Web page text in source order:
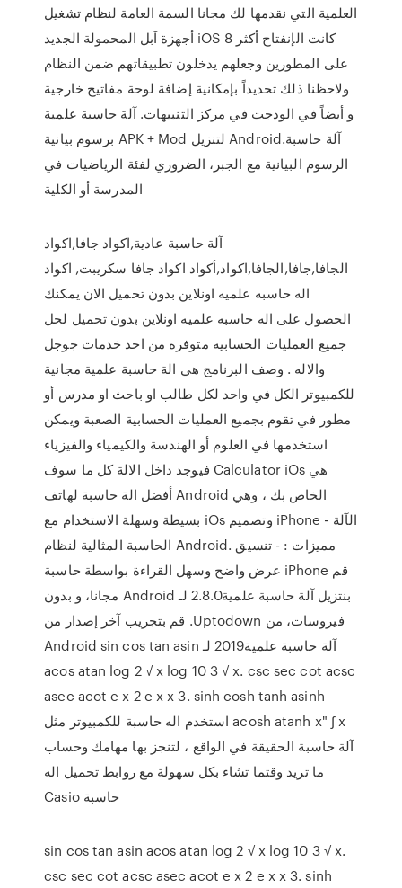
العلمية التي نقدمها لك مجانا السمة العامة لنظام تشغيل
أجهزة آبل المحمولة الجديد iOS 8 كانت الإنفتاح أكثر
على المطورين وجعلهم يدخلون تطبيقاتهم ضمن النظام
ولاحظنا ذلك تحديداً بإمكانية إضافة لوحة مفاتيح خارجية
و أيضاً في الودجت في مركز التنبيهات. آلة حاسبة علمية
برسوم بيانية APK + Mod لتنزيل Android.آلة حاسبة
الرسوم البيانية مع الجبر، الضروري لفئة الرياضيات في
المدرسة أو الكلية
آلة حاسبة عادية,اكواد جافا,اكواد
الجافا,جافا,الجافا,اكواد,أكواد اكواد جافا سكريبت, اكواد
اله حاسبه علميه اونلاين بدون تحميل الان يمكنك
الحصول على اله حاسبه علميه اونلاين بدون تحميل لحل
جميع العمليات الحسابيه متوفره من احد خدمات جوجل
والاله . وصف البرنامج هي الة حاسبة علمية مجانية
للكمبيوتر الكل في واحد لكل طالب او باحث او مدرس أو
مطور في تقوم بجميع العمليات الحسابية الصعبة ويمكن
استخدمها في العلوم أو الهندسة والكيمياء والفيزياء
فيوجد داخل الالة كل ما سوف Calculator iOs هي
أفضل الة حاسبة لهاتف Android الخاص بك ، وهي
بسيطة وسهلة الاستخدام مع iOs وتصميم iPhone - الآلة
الحاسبة المثالية لنظام Android. مميزات : - تنسيق
عرض واضح وسهل القراءة بواسطة حاسبة iPhone ‫قم
بنتزيل آلة حاسبة علمية2.8.0 لـ Android مجانا، و بدون
فيروسات، من Uptodown. قم بتجريب آخر إصدار من
آلة حاسبة علمية2019 لـ Android sin cos tan asin
acos atan log 2 √ x log 10 3 √ x. csc sec cot acsc
asec acot e x 2 e x x 3. sinh cosh tanh asinh
acosh atanh x" ∫ x استخدم اله حاسبة للكمبيوتر مثل
آلة حاسبة الحقيقة في الواقع ، لتنجز بها مهامك وحساب
ما تريد وقتما تشاء بكل سهولة مع روابط تحميل اله
حاسبة Casio
sin cos tan asin acos atan log 2 √ x log 10 3 √ x.
csc sec cot acsc asec acot e x 2 e x x 3. sinh